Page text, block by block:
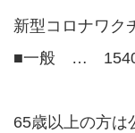
新型コロナワク
■一般 …
65歳以上の方は